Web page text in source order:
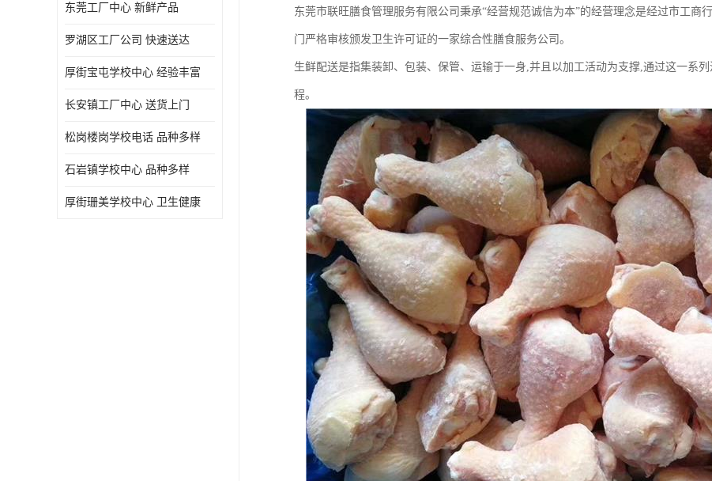
东莞工厂中心 新鲜产品
罗湖区工厂公司 快速送达
厚街宝屯学校中心 经验丰富
长安镇工厂中心 送货上门
松岗楼岗学校电话 品种多样
石岩镇学校中心 品种多样
厚街珊美学校中心 卫生健康
东莞市联旺膳食管理服务有限公司秉承“经营规范诚信为本”的经营理念是经过市工商
门严格审核颁发卫生许可证的一家综合性膳食服务公司。
生鲜配送是指集装卸、包装、保管、运输于一身,并且以加工活动为支撑,通过这一系
程。